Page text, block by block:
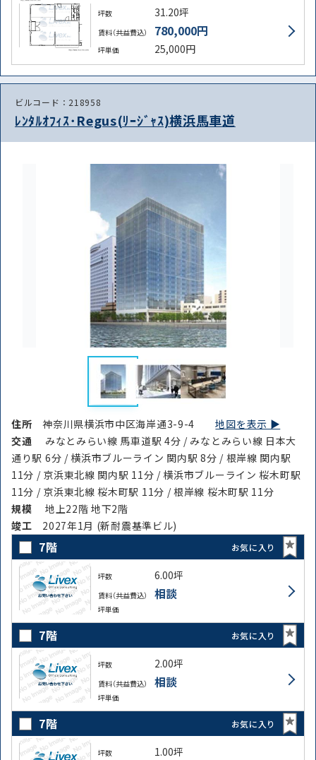
坪数 31.20坪
賃料（共益費込） 780,000円
坪単価 25,000円
ビルコード：218958
ﾚﾝﾀﾙｵﾌｨｽ･Regus(ﾘｰｼﾞｬｽ)横浜馬車道
住所神奈川県横浜市中区海岸通3-9-4地図を表示 ▶︎
交通
みなとみらい線 馬車道駅 4分 / みなとみらい線 日本大
通り駅 6分 / 横浜市ブルーライン 関内駅 8分 / 根岸線 関内駅
11分 / 京浜東北線 関内駅 11分 / 横浜市ブルーライン 桜木町駅
11分 / 京浜東北線 桜木町駅 11分 / 根岸線 桜木町駅 11分
規模
地上22階 地下2階
竣⼯ 2027年1月 (新耐震基準ビル)
7階 お気に入り
坪数 6.00坪
賃料（共益費込） 相談
坪単価
7階 お気に入り
坪数 2.00坪
賃料（共益費込） 相談
坪単価
7階 お気に入り
坪数 1.00坪